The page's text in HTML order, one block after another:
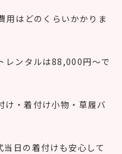
用はどのくらいかかりま
レンタルは88,000円〜で
・着付け小物・草履バ
日の着付けも安心して